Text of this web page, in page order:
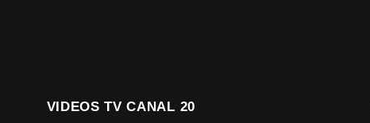
VIDEOS TV CANAL 20